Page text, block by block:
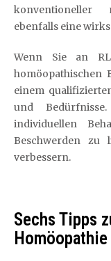
konventioneller
ebenfalls eine
Wenn Sie an
homöopathischen
einem
und
individuellen
Beschwerden zu
verbessern.
Sechs Tipps
Homöopathie